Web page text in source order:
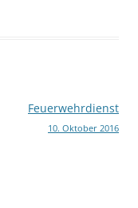
Feuerwehrdienst
10. Oktober 2016